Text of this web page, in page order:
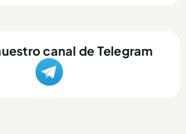
canal de Telegram